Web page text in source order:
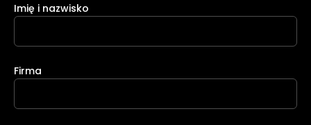
Imię i nazwisko
Firma